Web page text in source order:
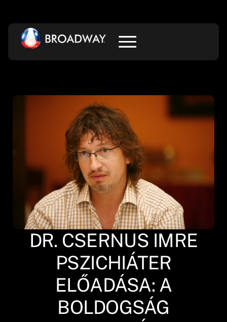
DR. CSERNUS IMRE
PSZICHIÁTER
ELŐADÁSA: A
BOLDOGSÁG